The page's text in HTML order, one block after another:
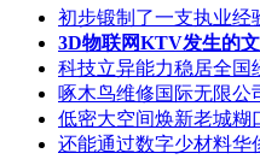
初步锻制了一支执业经
3D物联网KTV发生的文
科技立异能力稳居全国
啄木鸟维修国际无限公
低密大空间焕新老城糊
还能通过数字少材料华